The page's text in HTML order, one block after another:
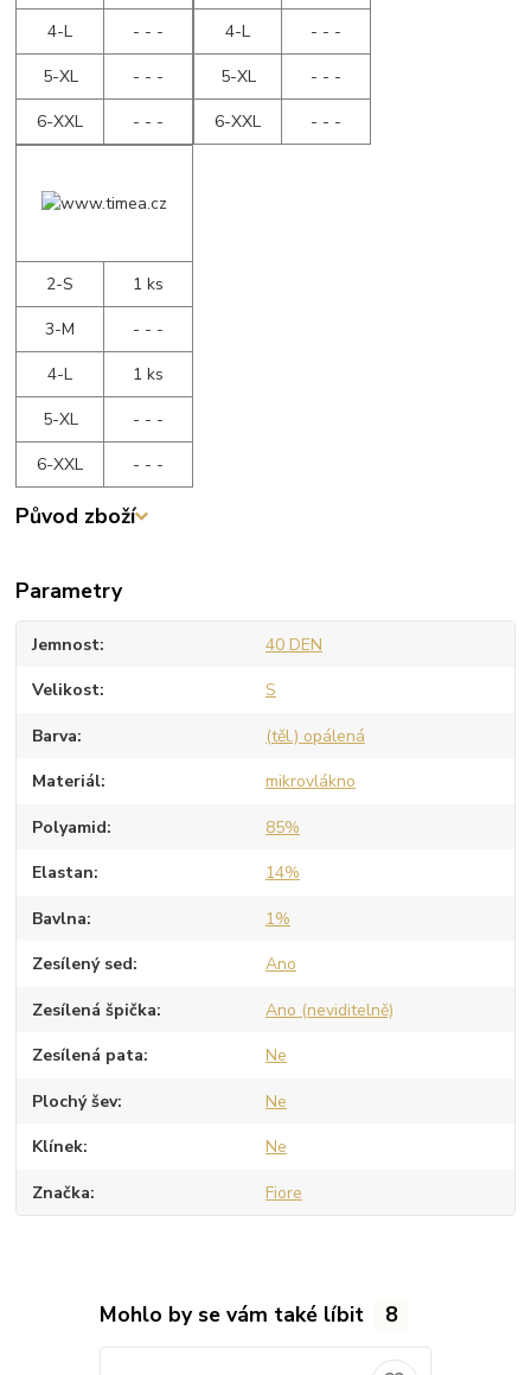
4-L
- - -
5-XL
- - -
6-XXL
- - -
4-L
- - -
5-XL
- - -
6-XXL
- - -
2-S
1 ks
3-M
- - -
4-L
1 ks
5-XL
- - -
6-XXL
- - -
Původ zboží
Parametry
Jemnost 40 DEN
Velikost S
Barva (těl.) opálená
Materiál mikrovlákno
Polyamid 85%
Elastan 14%
Bavlna 1%
Zesílený sed Ano
Zesílená špička Ano (neviditelně)
Zesílená pata Ne
Plochý šev Ne
Klínek Ne
Značka Fiore
Mohlo by se vám také líbit 8